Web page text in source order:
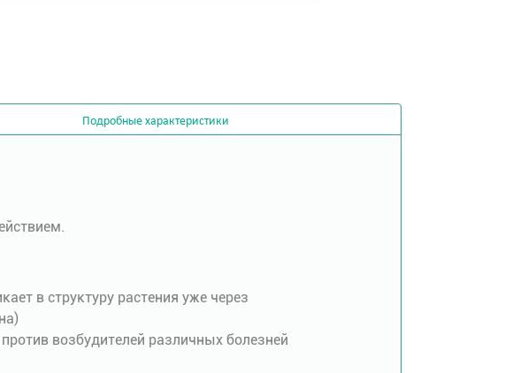
Подробные характеристики
в структуру растения уже через
возбудителей различных болезней